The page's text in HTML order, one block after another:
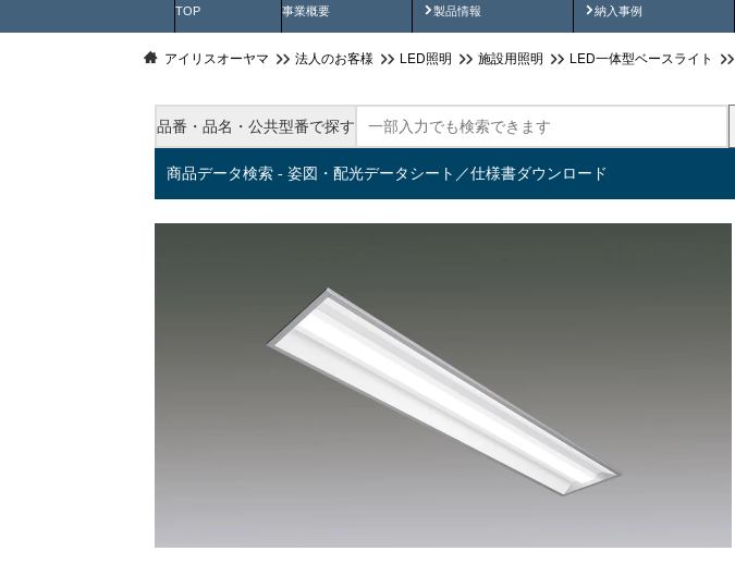
TOP 事業概要 製品情報
製品動画 納入事例
納入事例動画
アイリスオーヤマ 法人のお客様 LED照明 施設用照明 LED一体型ベースライト
品番・品名・公共型番で探す
商品データ検索 - 姿図・配光データシート／仕様書ダウンロード